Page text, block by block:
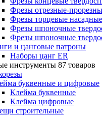
Фрезы отрезные-
Фрезы торцевые
Фрезы шпоночные
Фрезы шпоночные
и цанговые патроны
Наборы цанг ER
инструменты 87 товаров
буквенные и цифровые
Клейма буквенные
Клейма цифровые
строительные